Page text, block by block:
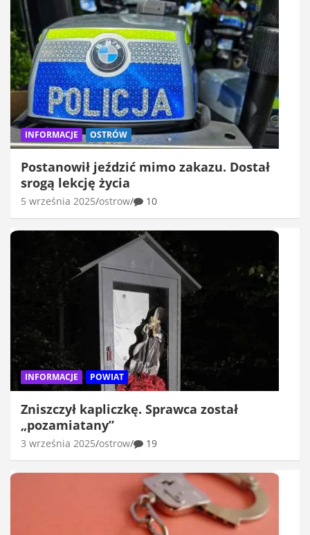
INFORMACJE OSTRÓW
Postanowił jeździć mimo zakazu. Dostał
srogą lekcję życia
5 września 2025 ostrow 10
INFORMACJE POWIAT
Zniszczył kapliczkę. Sprawca został
„pozamiatany”
3 września 2025 ostrow 19